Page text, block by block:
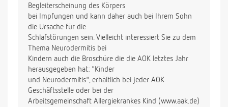
Begleiterscheinung des Körpers
bei Impfungen und kann daher auch bei Ihrem Sohn
die Ursache für die
Schlafstörungen sein. Vielleicht interessiert Sie zu dem
Thema Neurodermitis bei
Kindern auch die Broschüre die die AOK letztes Jahr
herausgegeben hat: "Kinder
und Neurodermitis", erhältlich bei jeder AOK
Geschäftsstelle oder bei der
Arbeitsgemeinschaft Allergiekrankes Kind (www.aak.de)